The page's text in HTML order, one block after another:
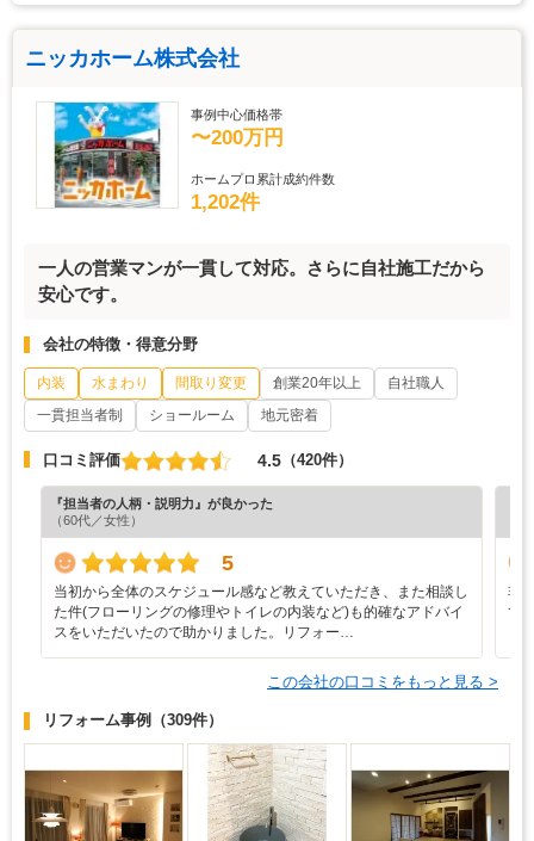
ニッカホーム株式会社
事例中心価格帯
〜200万円
ホームプロ累計成約件数
1,202件
一人の営業マンが一貫して対応。さらに自社施工だから
安心です。
会社の特徴・得意分野
内装 水まわり 間取り変更 創業20年以上
自社職人
一貫担当者制
ショールーム 地元密着
口コミ評価 4.5 （420件）
『担当者の人柄・説明力』が良かった
（60代／女性）
5
当初から全体のスケジュール感など教えていただき、また相談し
た件(フローリングの修理やトイレの内装など)も的確なアドバイ
スをいただいたので助かりました。リフォー…
非
て
この会社の口コミをもっと見る >
リフォーム事例 （309件）